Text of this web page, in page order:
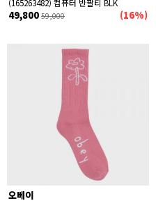
(165263482) 컴퓨터 반팔티 BLK
49,800 59,000 (16%)
오베이